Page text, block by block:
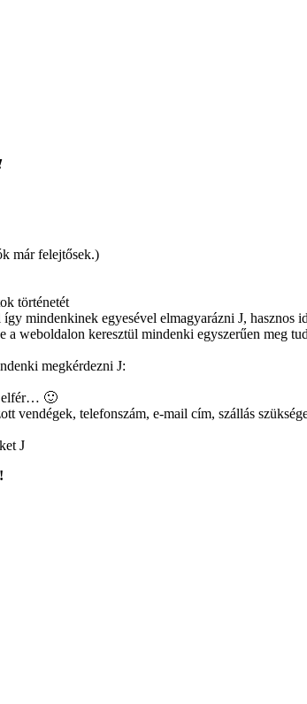
már felejtősek.)
történetét
mindenkinek egyesével elmagyarázni J, hasznos
weboldalon keresztül mindenki egyszerűen meg
megkérdezni J:
elfér… 🙂
vendégek, telefonszám, e-mail cím, szállás
J